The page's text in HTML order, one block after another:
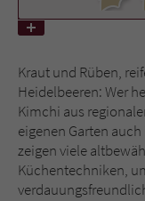
Kraut und Rüben,
Heidelbeeren: Wer
Kimchi aus
eigenen Garten
zeigen viele
Küchentechniken,
Anbieter
Laufzeit 1
Zweck